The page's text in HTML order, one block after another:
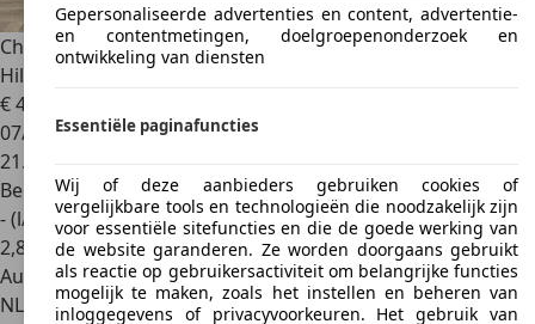
Chevrolet CorvetteC1 RESTOMOD / 524Ci (7,5L) / Wilwood /
Hilborn / N
€ 41.950
07/1955
21.815 km
Benzine
- (l/100 km)
2,8
Autobedrijf
NL 5741 TTBeek En Donk
Gepersonaliseerde advertenties en content, advertentie-
en contentmetingen, doelgroepenonderzoek en
ontwikkeling van diensten
Essentiële paginafuncties
Wij of deze aanbieders gebruiken cookies of
vergelijkbare tools en technologieën die noodzakelijk zijn
voor essentiële sitefuncties en die de goede werking van
de website garanderen. Ze worden doorgaans gebruikt
als reactie op gebruikersactiviteit om belangrijke functies
mogelijk te maken, zoals het instellen en beheren van
inloggegevens of privacyvoorkeuren. Het gebruik van